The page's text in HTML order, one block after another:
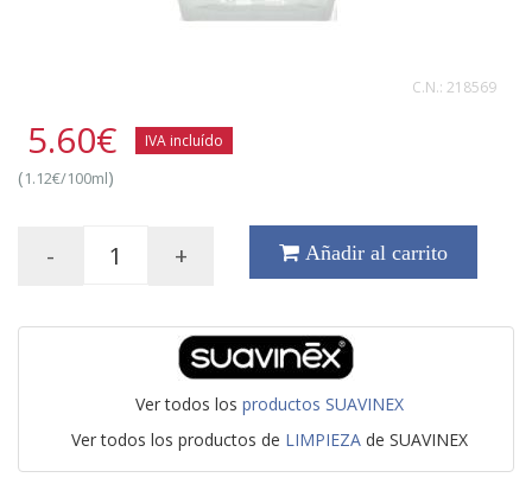
C.N.: 218569
5.60€ IVA incluído
(1.12€/100ml)
- + Añadir al carrito
Ver todos los productos SUAVINEX
Ver todos los productos de LIMPIEZAde SUAVINEX